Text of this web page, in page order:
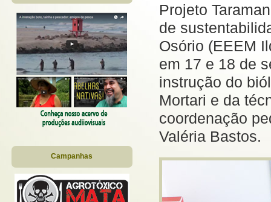
Campanhas
Projeto
de
Osório (EEEM
em 17 e 18 de
instrução do
Mortari e da
coordenação
Valéria Bastos.